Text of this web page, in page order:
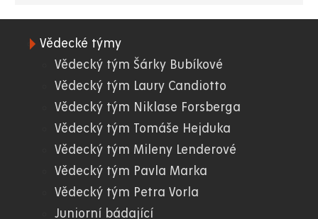
Vědecké týmy
Vědecký tým Šárky Bubíkové
Vědecký tým Laury Candiotto
Vědecký tým Niklase Forsberga
Vědecký tým Tomáše Hejduka
Vědecký tým Mileny Lenderové
Vědecký tým Pavla Marka
Vědecký tým Petra Vorla
Juniorní bádající